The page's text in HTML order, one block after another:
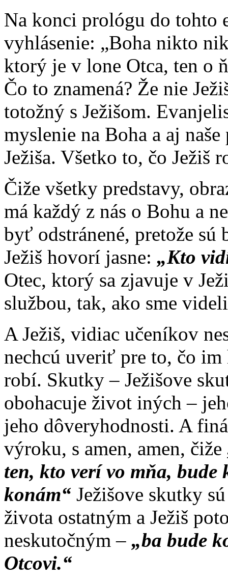
Na konci prológu do tohto
vyhlásenie: „Boha nikto
ktorý je v lone Otca, ten o
Čo to znamená? Že nie
totožný s Ježišom.
myslenie na Boha a aj
Ježiša. Všetko to, čo Ježiš
Čiže všetky predstavy,
má každý z nás o Bohu a
byť odstránené, pretože sú
Ježiš hovorí jasne: „Kto
Otec, ktorý sa zjavuje v
službou, tak, ako sme
A Ježiš, vidiac učeníkov
nechcú uveriť pre to, čo
robí. Skutky – Ježišove
obohacuje život iných –
jeho dôveryhodnosti. A
výroku, s amen, amen, čiže
ten, kto verí vo mňa,
konám“ Ježišove skutky
života ostatným a Ježiš
neskutočným – „ba bude
Otcovi.“